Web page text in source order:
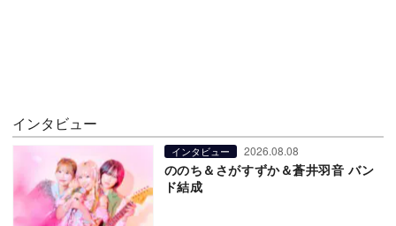
インタビュー
インタビュー 2026.08.08
ののち＆さがすずか＆蒼井羽音 バン
ド結成